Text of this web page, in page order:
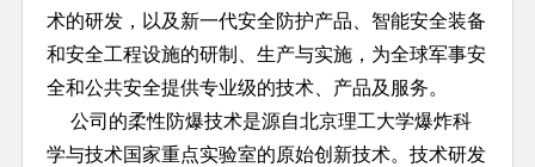
术的研发，以及新一代安全防护产品、智能安全装备
和安全工程设施的研制、生产与实施，为全球军事安
全和公共安全提供专业级的技术、产品及服务。
公司的柔性防爆技术是源自北京理工大学爆炸科
学与技术国家重点实验室的原始创新技术。技术研发